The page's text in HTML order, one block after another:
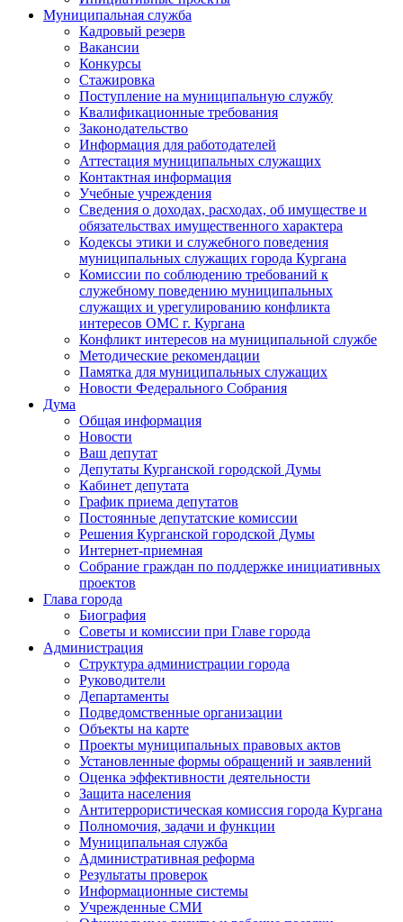
Муниципальная служба
Кадровый резерв
Вакансии
Конкурсы
Стажировка
Поступление на муниципальную службу
Квалификационные требования
Законодательство
Информация для работодателей
Аттестация муниципальных служащих
Контактная информация
Учебные учреждения
Сведения о доходах, расходах, об имуществе и
обязательствах имущественного характера
Кодексы этики и служебного поведения
муниципальных служащих города Кургана
Комиссии по соблюдению требований к
служебному поведению муниципальных
служащих и урегулированию конфликта
интересов ОМС г. Кургана
Конфликт интересов на муниципальной службе
Методические рекомендации
Памятка для муниципальных служащих
Новости Федерального Cобрания
Дума
Общая информация
Новости
Ваш депутат
Депутаты Курганской городской Думы
Кабинет депутата
График приема депутатов
Постоянные депутатские комиссии
Решения Курганской городской Думы
Интернет-приемная
Собрание граждан по поддержке инициативных
проектов
Глава города
Биография
Советы и комиссии при Главе города
Администрация
Структура администрации города
Руководители
Департаменты
Подведомственные организации
Объекты на карте
Проекты муниципальных правовых актов
Установленные формы обращений и заявлений
Оценка эффективности деятельности
Защита населения
Антитеррористическая комиссия города Кургана
Полномочия, задачи и функции
Муниципальная служба
Административная реформа
Результаты проверок
Информационные системы
Учрежденные СМИ